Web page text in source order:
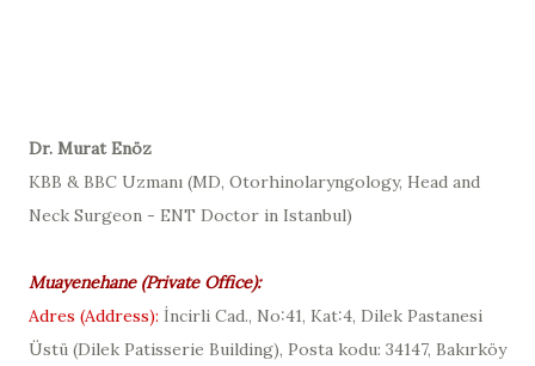
Dr. Murat Enöz
KBB & BBC Uzmanı (MD, Otorhinolaryngology, Head and
Neck Surgeon - ENT Doctor in Istanbul)
Muayenehane (Private Office):
Adres (Address): İncirli Cad., No:41, Kat:4, Dilek Pastanesi
Üstü (Dilek Patisserie Building), Posta kodu: 34147, Bakırköy